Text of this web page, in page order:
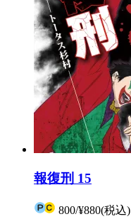
報復刑 15
800/¥880(税込)